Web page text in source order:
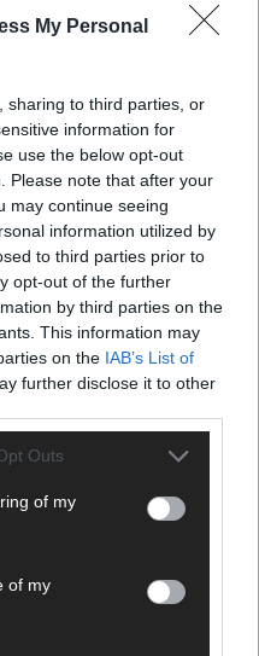
My Personal
sharing to third parties, or
information for
use the below opt-out
Please note that after your
may continue seeing
information utilized by
to third parties prior to
opt-out of the further
by third parties on the
This information may
on the IAB’s List of
further disclose it to other
Outs
of my
of my
Kommentare via E-
Beiträge via E-Mail.